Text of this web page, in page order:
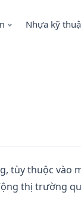
Nhựa kỹ
tùy thuộc vào
thị trường